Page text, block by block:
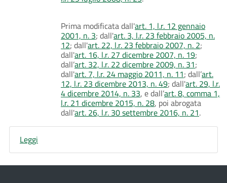
Prima modificata dall'art. 1, l.r. 12 gennaio
2001, n. 3; dall'art. 3, l.r. 23 febbraio 2005, n.
12; dall'art. 22, l.r. 23 febbraio 2007, n. 2;
dall'art. 16, l.r. 27 dicembre 2007, n. 19;
dall’art. 32, l.r. 22 dicembre 2009, n. 31;
dall'art. 7, l.r. 24 maggio 2011, n. 11; dall’art.
12, l.r. 23 dicembre 2013, n. 49; dall'art. 29, l.r.
4 dicembre 2014, n. 33, e dall’art. 8, comma 1,
l.r. 21 dicembre 2015, n. 28, poi abrogata
dall'art. 26, l.r. 30 settembre 2016, n. 21.
Leggi